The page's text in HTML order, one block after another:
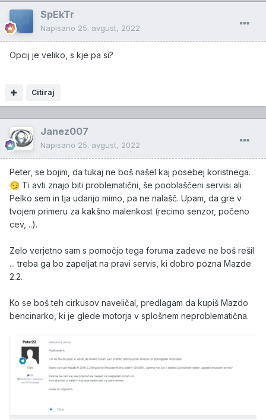
SpEkTr
Napisano 25. avgust, 2022
Opcij je veliko, s kje pa si?
Citiraj
Janez007
Napisano 25. avgust, 2022
Peter, se bojim, da tukaj ne boš našel kaj posebej koristnega.
😏 Ti avti znajo biti problematični, še pooblaščeni servisi ali
Pelko sem in tja udarijo mimo, pa ne nalašč. Upam, da gre v
tvojem primeru za kakšno malenkost (recimo senzor, počeno
cev, ..).
Zelo verjetno sam s pomočjo tega foruma zadeve ne boš rešil
... treba ga bo zapeljat na pravi servis, ki dobro pozna Mazde
2.2.
Ko se boš teh cirkusov naveličal, predlagam da kupiš Mazdo
bencinarko, ki je glede motorja v splošnem neproblematična.